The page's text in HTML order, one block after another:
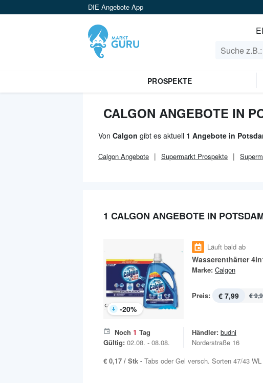
DIE Angebote App
PROSPEKTE
CALGON ANGEBOTE IN
Von Calgon gibt es aktuell 1 Angebote in
Calgon Angebote Supermarkt Prospekte
1 CALGON ANGEBOTE IN
-20%
Läuft bald ab
Wasserenthärter
Marke: Calgon
Preis: € 7,99 €
Noch 1 Tag
Gültig: 02.08. - 08.08.
Händler: budni
Norderstraße 16
€ 0,17 / Stk - Tabs oder Gel versch. Sorten 47/43 WL